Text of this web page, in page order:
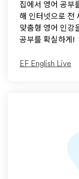
집에서 영어 공부
해 인터넷으로 전
맞춤형 영어 인강
공부를 확실하게!
EF English Live